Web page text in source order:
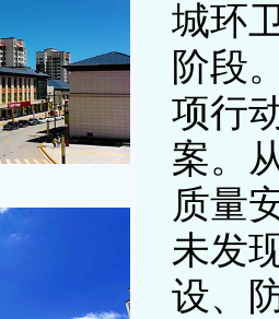
城环
阶段
项行
案。
质量
未发
设、